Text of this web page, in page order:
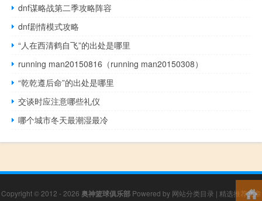
dnf谋略战第二季攻略阵容
dnf剧情模式攻略
“人在西清鹤自飞”的出处是哪里
running man20150816（running man20150308）
“乾乾遵后命”的出处是哪里
交谈时应注意哪些礼仪
哪个城市冬天最潮湿最冷
Copyright © 2012 - 2026 奥神篮球俱乐部Powered by 网站分类目录 | 精选推荐文章